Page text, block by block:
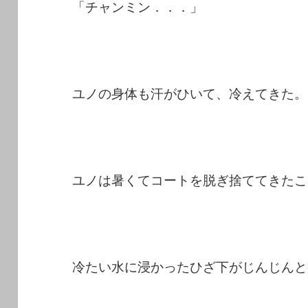
「チャンミン．．．」
ユノの身体も汗がひいて、冷えてきた。
ユノは暑くてコートを脱ぎ捨ててきた
冷たい水に浸かったひざ下がじんじん